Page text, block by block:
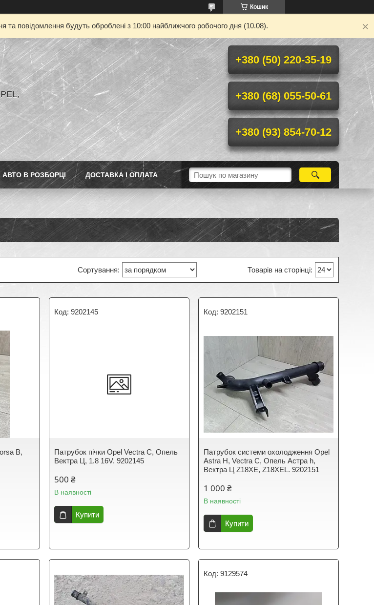
Кошик
та повідомлення будуть оброблені з 10:00 найближчого робочого дня (10.08).
+380 (50) 220-35-19
+380 (68) 055-50-61
+380 (93) 854-70-12
АВТО В РОЗБОРЦІ ДОСТАВКА І ОПЛАТА
B,
9202145
Патрубок пічки Opel Vectra C, Опель
Вектра Ц, 1.8 16V. 9202145
500 ₴
В наявності
Купити
9202151
Патрубок системи охолодження Opel
Astra H, Vectra C, Опель Астра h,
Вектра Ц Z18XE, Z18XEL. 9202151
1 000 ₴
В наявності
Купити
9129574